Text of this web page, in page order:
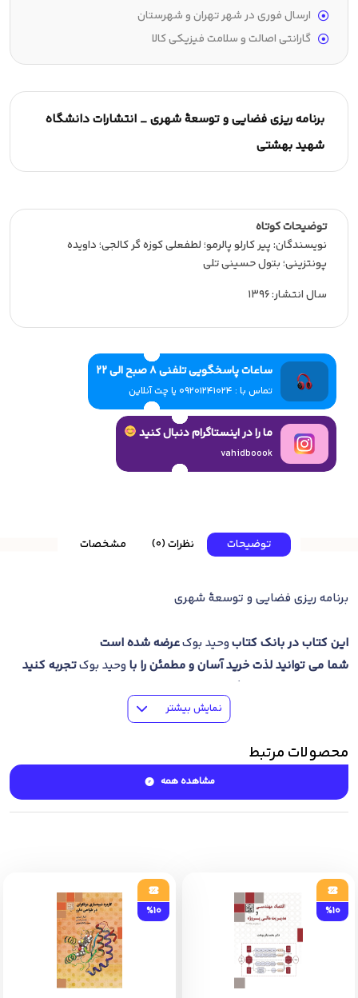
برنامه ریزی فضایی و توسعۀ شهری _ انتشارات دانشگاه
شهید بهشتی
توضیحات کوتاه
نویسندگان: پیر کارلو پالرمو؛ لطفعلی کوزه گر کالجی؛ داویده
پونتزینی؛ بتول حسینی تلی
سال انتشار: 1396
ساعات پاسخگویی تلفنی 8 صبح الی 22
تماس با : 09201241024 یا چت آنلاین
ما را در اینستاگرام دنبال کنید
vahidboook
ارسال فوری در شهر تهران و شهرستان
گارانتی اصالت و سلامت فیزیکی کالا
توضیحات نظرات (0) مشخصات
برنامه ریزی فضایی و توسعۀ شهری
این کتاب در بانک کتابوحید بوکعرضه شده است
شما می توانید لذت خرید آسان و مطمئن را با وحید بوکتجربه کنید
درصورتی که موفق به خرید اینترنتی کتاب نشدید می توانید برای
نمایش بیشتر
محصولات مرتبط
مشاهده همه
%10
%10